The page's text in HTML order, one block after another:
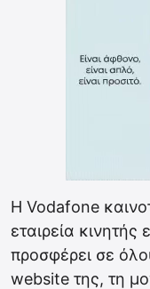
Η Vodafone
εταιρεία
προσφέρει σε
website της, τη